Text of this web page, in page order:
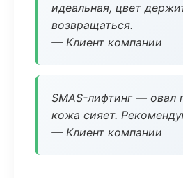
идеальная, цвет
возвращаться.
— Клиент компании
SMAS-лифтинг — овал
кожа сияет.
— Клиент компании